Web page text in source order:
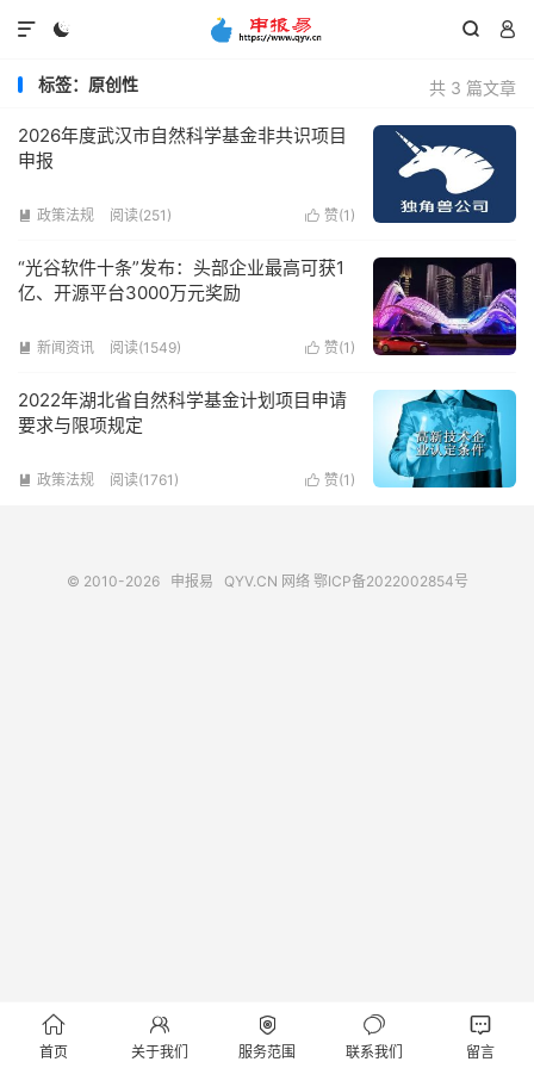
  

共 3 篇文章
标签：原创性
2026年度武汉市自然科学基金非共识项目
申报
 赞(1 )
 政策法规 阅读(251)
“光谷软件十条”发布：头部企业最高可获1
亿、开源平台3000万元奖励
 赞(1 )
 新闻资讯 阅读(1549)
2022年湖北省自然科学基金计划项目申请
要求与限项规定
 赞(1 )
 政策法规 阅读(1761)
© 2010-2026 申报易 QYV.CN 网络 鄂ICP备2022002854号

首页

关于我们

服务范围

联系我们

留言